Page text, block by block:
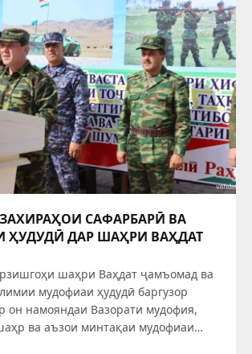
САФАРБАРӢ ВА
ДАР ШАҲРИ ВАҲДАТ
шаҳри Ваҳдат ҷамъомад ва
мудофиаи ҳудудӣ баргузор
он намояндаи Вазорати мудофия,
ва аъзои минтақаи мудофиаи